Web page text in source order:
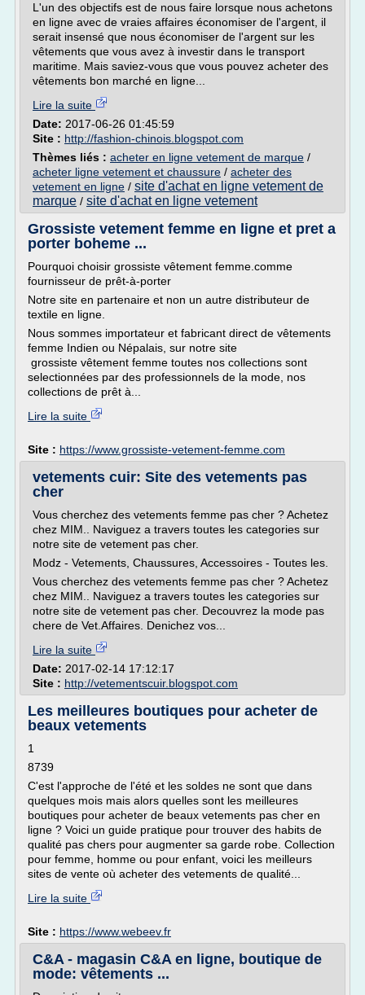
L'un des objectifs est de nous faire lorsque nous achetons
en ligne avec de vraies affaires économiser de l'argent, il
serait insensé que nous économiser de l'argent sur les
vêtements que vous avez à investir dans le transport
maritime. Mais saviez-vous que vous pouvez acheter des
vêtements bon marché en ligne...
Lire la suite
Date: 2017-06-26 01:45:59
Site : http://fashion-chinois.blogspot.com
Thèmes liés : acheter en ligne vetement de marque /
acheter ligne vetement et chaussure / acheter des
vetement en ligne / site d'achat en ligne vetement de
marque / site d'achat en ligne vetement
Grossiste vetement femme en ligne et pret a
porter boheme ...
Pourquoi choisir grossiste vêtement femme.comme
fournisseur de prêt-à-porter
Notre site en partenaire et non un autre distributeur de
textile en ligne.
Nous sommes importateur et fabricant direct de vêtements
femme Indien ou Népalais, sur notre site
grossiste vêtement femme toutes nos collections sont
selectionnées par des professionnels de la mode, nos
collections de prêt à...
Lire la suite
Site : https://www.grossiste-vetement-femme.com
vetements cuir: Site des vetements pas
cher
Vous cherchez des vetements femme pas cher ? Achetez
chez MIM.. Naviguez a travers toutes les categories sur
notre site de vetement pas cher.
Modz - Vetements, Chaussures, Accessoires - Toutes les.
Vous cherchez des vetements femme pas cher ? Achetez
chez MIM.. Naviguez a travers toutes les categories sur
notre site de vetement pas cher. Decouvrez la mode pas
chere de Vet.Affaires. Denichez vos...
Lire la suite
Date: 2017-02-14 17:12:17
Site : http://vetementscuir.blogspot.com
Les meilleures boutiques pour acheter de
beaux vetements
1
8739
C'est l'approche de l'été et les soldes ne sont que dans
quelques mois mais alors quelles sont les meilleures
boutiques pour acheter de beaux vetements pas cher en
ligne ? Voici un guide pratique pour trouver des habits de
qualité pas chers pour augmenter sa garde robe. Collection
pour femme, homme ou pour enfant, voici les meilleurs
sites de vente où acheter des vetements de qualité...
Lire la suite
Site : https://www.webeev.fr
C&A - magasin C&A en ligne, boutique de
mode: vêtements ...